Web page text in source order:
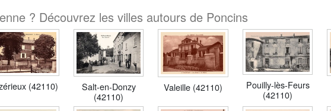
? Découvrez les villes autours de Poncins
(42110)
Salt-en-Donzy
(42110)
Valeille (42110)
Pouilly-lès-Feurs
(42110)